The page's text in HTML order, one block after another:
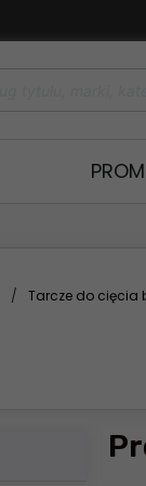
/ Tarcze do cięcia